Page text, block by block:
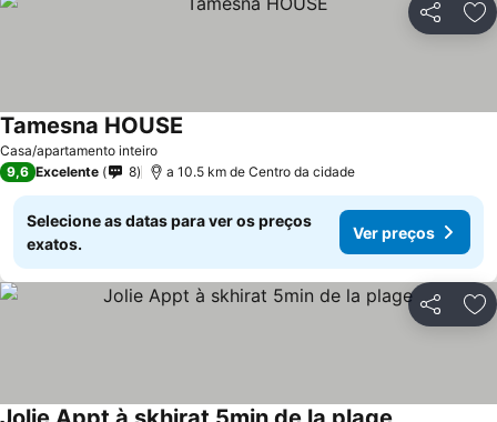
Partilhar
Casa/apartamento inteiro
Tamesna HOUSE
9,6 Excelente 8 a 10.5 km de Centro da cidade
Selecione as datas para ver os preços
exatos.
Ver preços
Partilhar